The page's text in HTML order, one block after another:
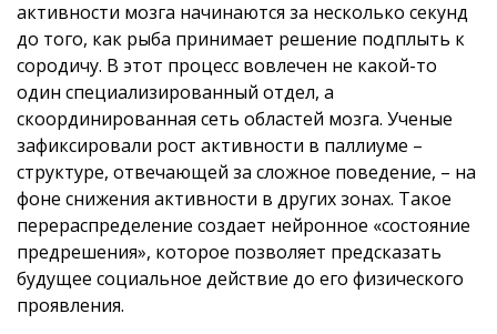
активности мозга начинаются за несколько секунд
до того, как рыба принимает решение подплыть к
сородичу. В этот процесс вовлечен не какой-то
один специализированный отдел, а
скоординированная сеть областей мозга. Ученые
зафиксировали рост активности в паллиуме –
структуре, отвечающей за сложное поведение, – на
фоне снижения активности в других зонах. Такое
перераспределение создает нейронное «состояние
предрешения», которое позволяет предсказать
будущее социальное действие до его физического
проявления.